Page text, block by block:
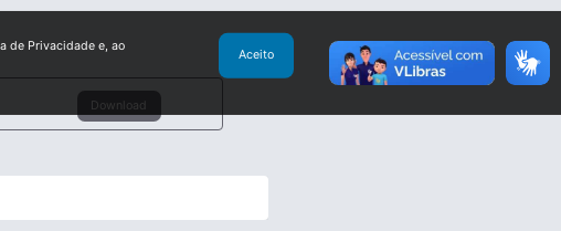
Download
de Privacidade e, ao
Aceito